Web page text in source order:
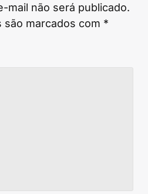
mail não será publicado.
são marcados com *